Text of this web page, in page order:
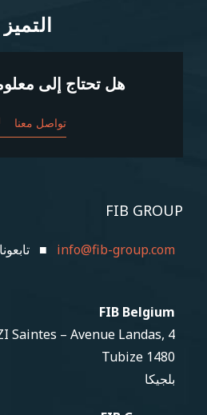
التميز
التميز
هل تحتاج إلى
تواصل معنا
FIB GROUP
info@fib-group.com
■
FIB Belgium
Saintes – Avenue Landas, 4
1480 Tubize
بلجيكا